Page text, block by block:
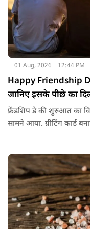
01 Aug, 2026 12:44 PM
Happy Friendship
जानिए इसके पीछे का
फ्रेंडशिप डे की शुरुआत का
सामने आया. ग्रीटिंग कार्ड